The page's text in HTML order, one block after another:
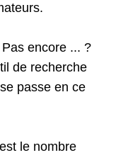
encore ... ?
de recherche
passe en ce
le nombre